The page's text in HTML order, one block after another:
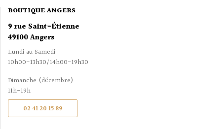
BOUTIQUE ANGERS
9 rue Saint-Étienne
49100 Angers
Lundi au Samedi
10h00-13h30/14h00-19h30
Dimanche (décembre)
11h-19h
02 41 20 15 89